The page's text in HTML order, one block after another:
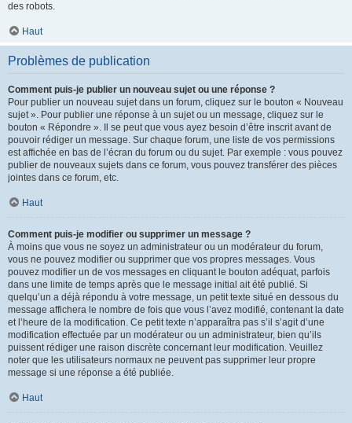
des robots.
Haut
Problèmes de publication
Comment puis-je publier un nouveau sujet ou une réponse ?
Pour publier un nouveau sujet dans un forum, cliquez sur le bouton « Nouveau
sujet ». Pour publier une réponse à un sujet ou un message, cliquez sur le
bouton « Répondre ». Il se peut que vous ayez besoin d’être inscrit avant de
pouvoir rédiger un message. Sur chaque forum, une liste de vos permissions
est affichée en bas de l’écran du forum ou du sujet. Par exemple : vous pouvez
publier de nouveaux sujets dans ce forum, vous pouvez transférer des pièces
jointes dans ce forum, etc.
Haut
Comment puis-je modifier ou supprimer un message ?
À moins que vous ne soyez un administrateur ou un modérateur du forum,
vous ne pouvez modifier ou supprimer que vos propres messages. Vous
pouvez modifier un de vos messages en cliquant le bouton adéquat, parfois
dans une limite de temps après que le message initial ait été publié. Si
quelqu’un a déjà répondu à votre message, un petit texte situé en dessous du
message affichera le nombre de fois que vous l’avez modifié, contenant la date
et l’heure de la modification. Ce petit texte n’apparaîtra pas s’il s’agit d’une
modification effectuée par un modérateur ou un administrateur, bien qu’ils
puissent rédiger une raison discrète concernant leur modification. Veuillez
noter que les utilisateurs normaux ne peuvent pas supprimer leur propre
message si une réponse a été publiée.
Haut